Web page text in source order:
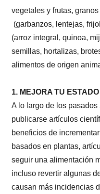
vegetales y frutas,
(garbanzos, lentejas,
(arroz integral, quinoa,
semillas, hortalizas,
alimentos de origen
1. MEJORA TU
A lo largo de los
publicarse artículos
beneficios de
basados en plantas,
seguir una alimentación
incluso revertir algunas
causan más incidencias